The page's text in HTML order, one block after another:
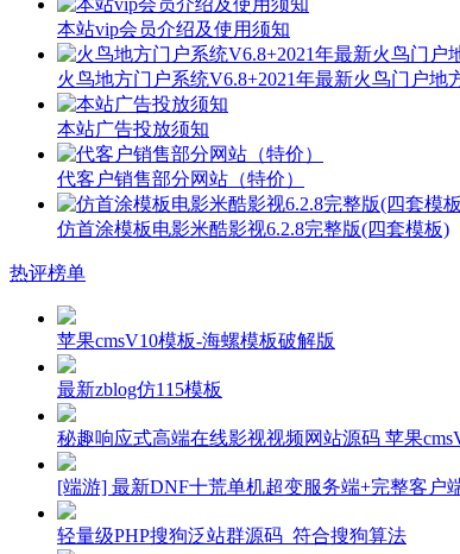
本站vip会员介绍及使用须知
火鸟地方门户系统V6.8+2021年最新火鸟门户地
本站广告投放须知
代客户销售部分网站（特价）
仿首涂模板电影米酷影视6.2.8完整版(四套模板)
热评榜单
苹果cmsV10模板-海螺模板破解版
最新zblog仿115模板
秘趣响应式高端在线影视视频网站源码 苹果
[端游] 最新DNF十荒单机超变服务端+完整客户
轻量级PHP搜狗泛站群源码_符合搜狗算法